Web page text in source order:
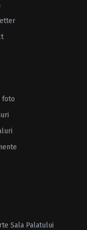
foto
Sala Palatului